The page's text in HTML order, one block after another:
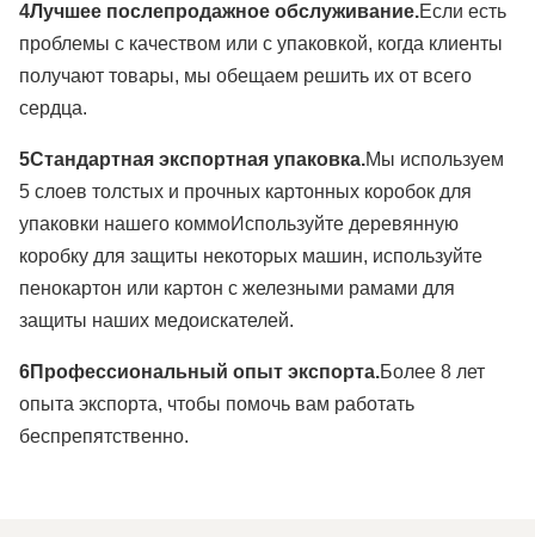
4Лучшее послепродажное обслуживание.Если есть
проблемы с качеством или с упаковкой, когда клиенты
получают товары, мы обещаем решить их от всего
сердца.
5Стандартная экспортная упаковка.Мы используем
5 слоев толстых и прочных картонных коробок для
упаковки нашего коммоИспользуйте деревянную
коробку для защиты некоторых машин, используйте
пенокартон или картон с железными рамами для
защиты наших медоискателей.
6Профессиональный опыт экспорта.Более 8 лет
опыта экспорта, чтобы помочь вам работать
беспрепятственно.